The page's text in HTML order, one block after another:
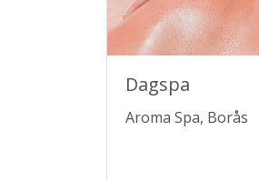
Dagspa
Aroma Spa, Borås